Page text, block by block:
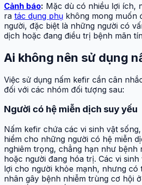
Cảnh báo: Mặc dù có nhiều lợi ích,
ra tác dụng phụ không mong muốn
người, đặc biệt là những người có
dịch hoặc đang điều trị bệnh mãn
Ai không nên sử dụng
Việc sử dụng nấm kefir cần cân
đối với các nhóm đối tượng sau:
Người có hệ miễn dịch suy yếu
Nấm kefir chứa các vi sinh vật
hiểm cho những người có hệ miễn
nghiêm trọng, chẳng hạn như bệnh
hoặc người đang hóa trị. Các vi
lợi cho người khỏe mạnh, nhưng có
nhân gây bệnh nhiễm trùng cơ hội